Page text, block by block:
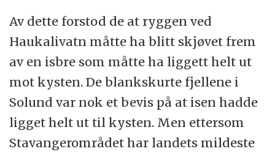
Av dette forstod de at ryggen ved
Haukalivatn måtte ha blitt skjøvet frem
av en isbre som måtte ha liggett helt ut
mot kysten. De blankskurte fjellene i
Solund var nok et bevis på at isen hadde
ligget helt ut til kysten. Men ettersom
Stavangerområdet har landets mildeste